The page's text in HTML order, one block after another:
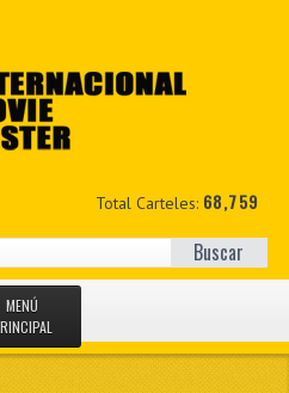
Total Carteles: 68,759
Buscar
MENÚ